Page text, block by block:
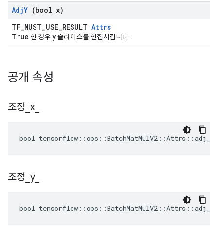
AdjY (bool x)
TF_MUST_USE_RESULT Attrs
True 인 경우y슬라이스를 인접시킵니다.
공개 속성
조정 x
bool
조정 y_
bool